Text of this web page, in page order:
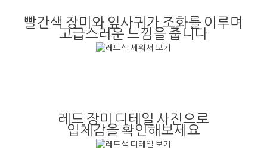
빨간색 장미와 잎사귀가 조화를 이루며
고급스러운 느낌을 줍니다
레드 장미 디테일 사진으로
입체감을 확인해보세요